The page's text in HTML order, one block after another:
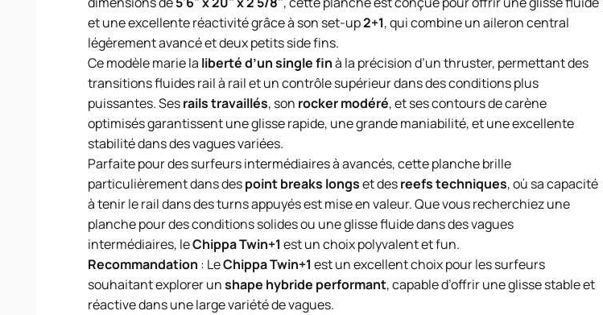
et une excellente réactivité grâce à son set-up2+1, qui combine un aileron central
légèrement avancé et deux petits side fins.
Ce modèle marie la liberté d’un single finà la précision d’un thruster, permettant des
transitions fluides rail à rail et un contrôle supérieur dans des conditions plus
puissantes. Sesrails travaillés, son rocker modéré, et ses contours de carène
optimisés garantissent une glisse rapide, une grande maniabilité, et une excellente
stabilité dans des vagues variées.
Parfaite pour des surfeurs intermédiaires à avancés, cette planche brille
particulièrement dans despoint breaks longset desreefs techniques, où sa capacité
à tenir le rail dans des turns appuyés est mise en valeur. Que vous recherchiez une
planche pour des conditions solides ou une glisse fluide dans des vagues
intermédiaires, leChippa Twin+1 est un choix polyvalent et fun.
Recommandation : LeChippa Twin+1 est un excellent choix pour les surfeurs
souhaitant explorer unshape hybride performant, capable d’offrir une glisse stable et
réactive dans une large variété de vagues.